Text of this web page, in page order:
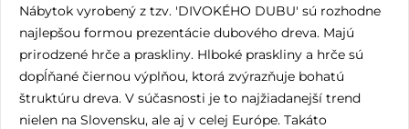
Nábytok vyrobený z tzv. 'DIVOKÉHO DUBU' sú rozhodne
najlepšou formou prezentácie dubového dreva. Majú
prirodzené hrče a praskliny. Hlboké praskliny a hrče sú
dopĺňané čiernou výplňou, ktorá zvýrazňuje bohatú
štruktúru dreva. V súčasnosti je to najžiadanejší trend
nielen na Slovensku, ale aj v celej Európe. Takáto